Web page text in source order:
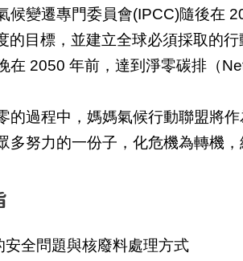
候變遷專門委員會(IPCC)隨後在
的目標，並建立全球必須採取的
在 2050 年前，達到淨零碳排（
的過程中，媽媽氣候行動聯盟將
多努力的一份子，化危機為轉機，
全問題與核廢料處理方式